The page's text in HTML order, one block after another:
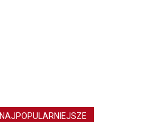
NAJPOPULARNIEJSZE